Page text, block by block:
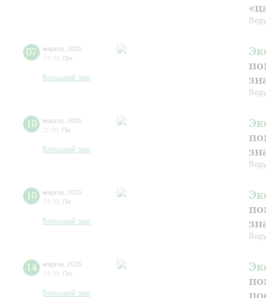
07 марта
2025
14:00 Пт
Большой зал
10 марта
2025
11:00 Пн
Большой зал
10 марта
2025
13:30 Пн
Большой зал
14 марта
2025
14:30 Пт
Большой зал